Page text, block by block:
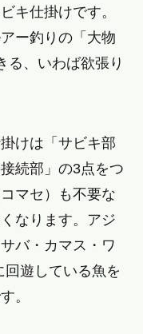
キ仕掛けです。
ー釣りの「大物
る、いわば欲張り
けは「サビキ部
続部」の3点をつ
マセ）も不要な
なります。アジ
バ・カマス・ワ
遊している魚を
。